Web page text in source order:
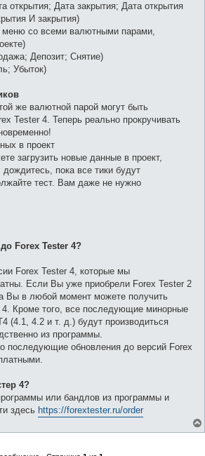
открытия; Дата закрытия; Дата открытия
И закрытия)
со всеми валютными парами,
Депозит; Снятие)
Убыток)
же валютной парой могут быть
Tester 4. Теперь реально прокручивать
в проект
загрузить новые данные в проект,
пока все тики будут
тест. Вам даже не нужно
Forex Tester 4?
Forex Tester 4, которые мы
Если Вы уже приобрели Forex Tester 2
Вы в любой момент можете получить
4. Кроме того, все последующие минорные
(4.1, 4.2 и т. д.) будут производиться
из программы.
последующие обновления до версий Forex
4?
или бандлов из программы и
здесь https://forextester.ru/order